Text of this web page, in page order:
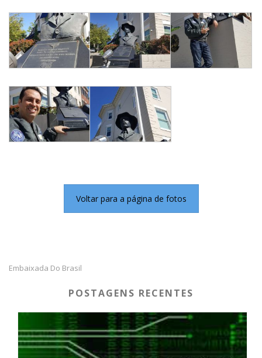
Voltar para a página de fotos
Embaixada Do Brasil
POSTAGENS RECENTES